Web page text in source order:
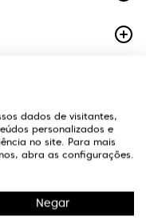
dados de visitantes,
personalizados e
no site. Para mais
abra as configurações.
Negar